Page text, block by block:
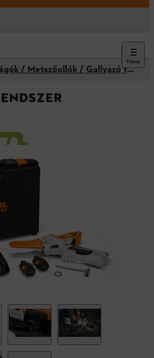
Menü
Akkumulátoros ágvágók / Metszőollók / Gallyazó fűrészek